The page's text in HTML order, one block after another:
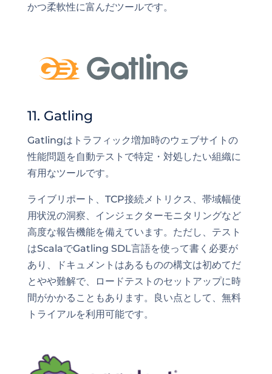
かつ柔軟性に富んだツールです。
11. Gatling
Gatlingはトラフィック増加時のウェブサイトの
性能問題を自動テストで特定・対処したい組織に
有用なツールです。
ライブリポート、TCP接続メトリクス、帯域幅使
用状況の洞察、インジェクターモニタリングなど
高度な報告機能を備えています。ただし、テスト
はScalaでGatling SDL言語を使って書く必要が
あり、ドキュメントはあるものの構文は初めてだ
とやや難解で、ロードテストのセットアップに時
間がかかることもあります。良い点として、無料
トライアルを利用可能です。